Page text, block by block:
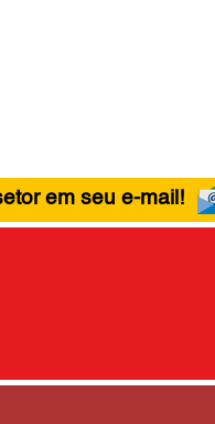
em seu e-mail!